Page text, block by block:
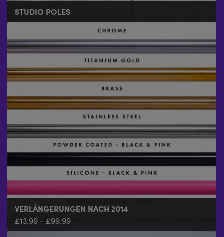
STUDIO POLES
VERLÄNGERUNGEN NACH 2014
£13.99 - £99.99